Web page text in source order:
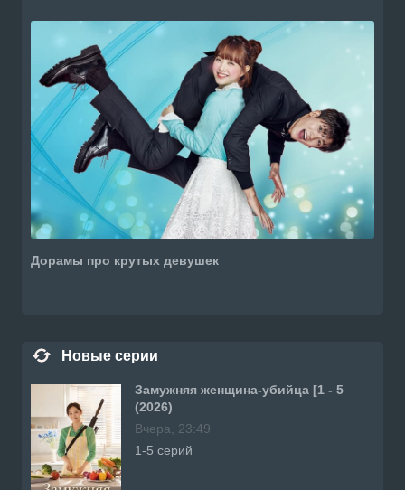
Дорамы про крутых девушек
Новые серии
Замужняя женщина-убийца [1 - 5
(2026)
Вчера, 23:49
1-5 серий